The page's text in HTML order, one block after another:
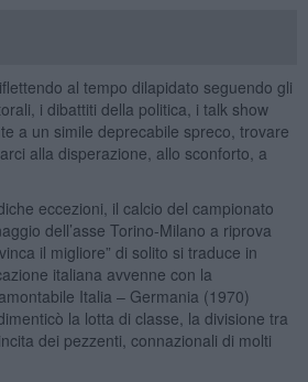
al tempo dilapidato seguendo gli
i dibattiti della politica, i talk show
a un simile deprecabile spreco, trovare
alla disperazione, allo sconforto, a
eccezioni, il calcio del campionato
dell’asse Torino-Milano a riprova
il migliore” di solito si traduce in
italiana avvenne con la
Italia – Germania (1970)
la lotta di classe, la divisione tra
dei pezzenti, connazionali di molti